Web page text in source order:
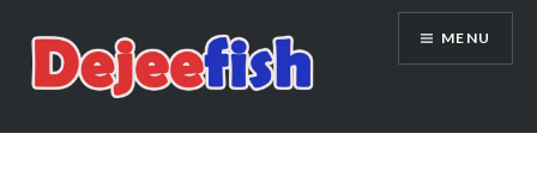
content
DEJEEFISH | PRODUSEN BENIH
MENU